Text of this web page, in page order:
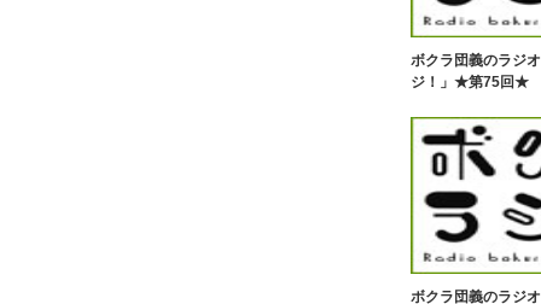
ボクラ団義のラジ
ジ！」★第75回★
ボクラ団義のラジ